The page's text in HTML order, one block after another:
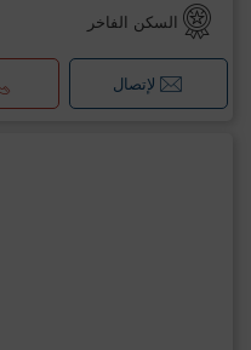
السكن الفاخر
لإتصال